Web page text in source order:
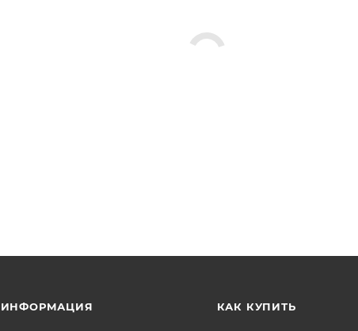
ИНФОРМАЦИЯ КАК КУПИТЬ